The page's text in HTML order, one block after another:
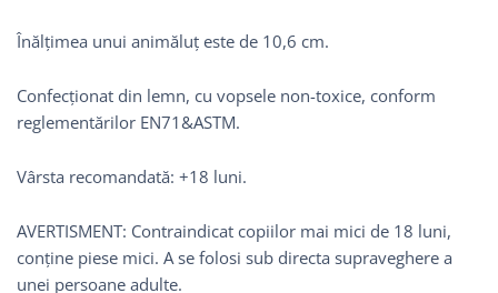
Înălţimea unui animăluţ este de 10,6 cm.
Confecționat din lemn, cu vopsele non-toxice, conform
reglementărilor EN71&ASTM.
Vârsta recomandată: +18 luni.
AVERTISMENT: Contraindicat copiilor mai mici de 18 luni,
conţine piese mici. A se folosi sub directa supraveghere a
unei persoane adulte.